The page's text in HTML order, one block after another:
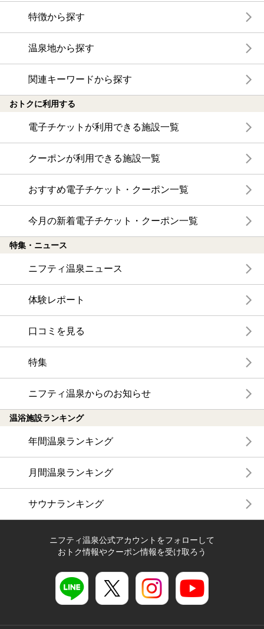
特徴から探す
温泉地から探す
関連キーワードから探す
おトクに利用する
電子チケットが利用できる施設一覧
クーポンが利用できる施設一覧
おすすめ電子チケット・クーポン一覧
今月の新着電子チケット・クーポン一覧
特集・ニュース
ニフティ温泉ニュース
体験レポート
口コミを見る
特集
ニフティ温泉からのお知らせ
温浴施設ランキング
年間温泉ランキング
月間温泉ランキング
サウナランキング
ニフティ温泉公式アカウントをフォローして
おトク情報やクーポン情報を受け取ろう